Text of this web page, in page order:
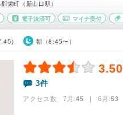
栄町（新山口駅）
電子決済可 マイナ受付
） 朝（8:45〜）
3.50
3件
アクセス数 7月:45 | 6月:53